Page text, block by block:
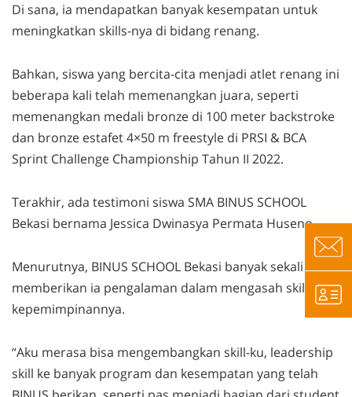
Di sana, ia mendapatkan banyak kesempatan untuk
meningkatkan skills-nya di bidang renang.
Bahkan, siswa yang bercita-cita menjadi atlet renang ini
beberapa kali telah memenangkan juara, seperti
memenangkan medali bronze di 100 meter backstroke
dan bronze estafet 4×50 m freestyle di PRSI & BCA
Sprint Challenge Championship Tahun II 2022.
Terakhir, ada testimoni siswa SMA BINUS SCHOOL
Bekasi bernama Jessica Dwinasya Permata Huseno.
Menurutnya, BINUS SCHOOL Bekasi banyak sekali
memberikan ia pengalaman dalam mengasah skill
kepemimpinannya.
“Aku merasa bisa mengembangkan skill-ku, leadership
skill ke banyak program dan kesempatan yang telah